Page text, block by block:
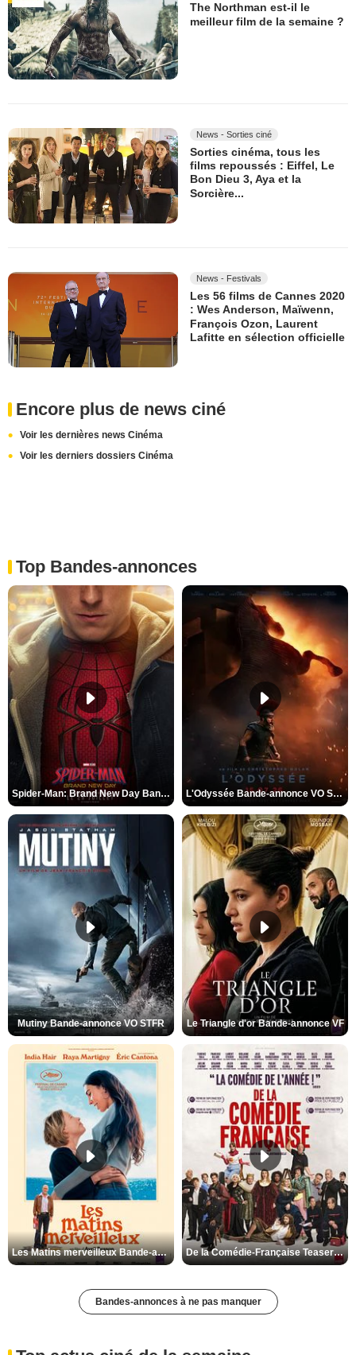
The Northman est-il le
meilleur film de la semaine ?
News - Sorties ciné
Sorties cinéma, tous les
films repoussés : Eiffel, Le
Bon Dieu 3, Aya et la
Sorcière...
News - Festivals
Les 56 films de Cannes 2020
: Wes Anderson, Maïwenn,
François Ozon, Laurent
Lafitte en sélection officielle
Encore plus de news ciné
Voir les dernières news Cinéma
Voir les derniers dossiers Cinéma
Top Bandes-annonces
Spider-Man: Brand New Day Bande-annonce VO STFR L'Odyssée Bande-annonce VO STFR
Mutiny Bande-annonce VO STFR Le Triangle d'or Bande-annonce VF
Les Matins merveilleux Bande-annonce VF De la Comédie-Française Teaser VF
Bandes-annonces à ne pas manquer